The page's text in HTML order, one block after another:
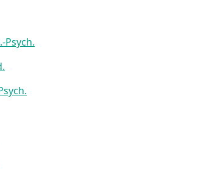
Psych.